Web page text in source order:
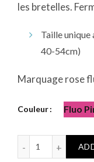
les bretelles.
Taille
40-54cm)
Marquage rose
Couleur Fluo